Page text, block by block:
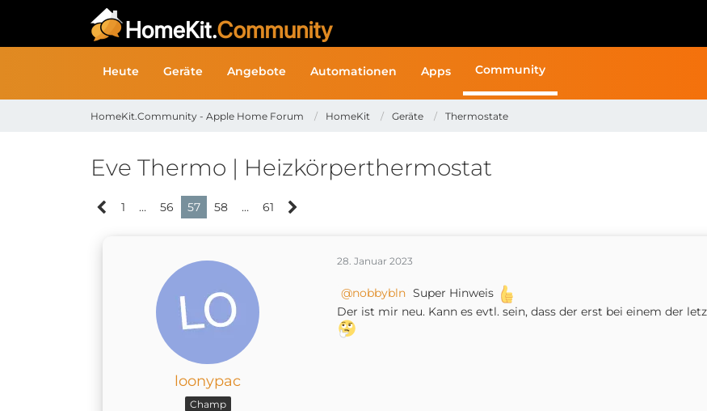
Heute Geräte Angebote Automationen Apps Community
HomeKit.Community - Apple Home Forum HomeKit Geräte Thermostate
Eve Thermo | Heizkörperthermostat
1 … 56 57 58 … 61
loonypac
Champ
28. Januar 2023
nobbybln Super Hinweis
Der ist mir neu. Kann es evtl. sein, dass der erst bei einem der